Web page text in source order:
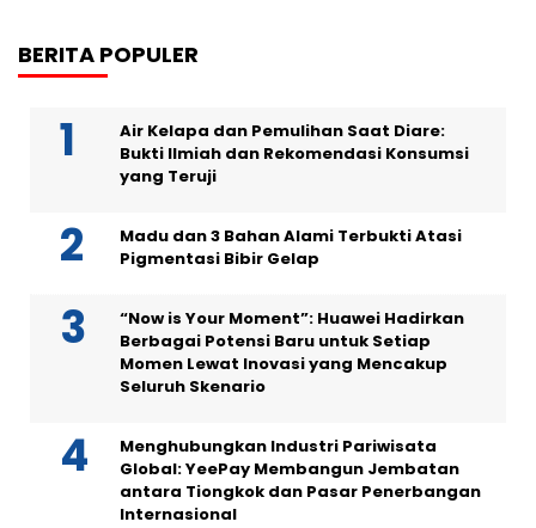
BERITA POPULER
Air Kelapa dan Pemulihan Saat Diare:
Bukti Ilmiah dan Rekomendasi Konsumsi
yang Teruji
Madu dan 3 Bahan Alami Terbukti Atasi
Pigmentasi Bibir Gelap
“Now is Your Moment”: Huawei Hadirkan
Berbagai Potensi Baru untuk Setiap
Momen Lewat Inovasi yang Mencakup
Seluruh Skenario
Menghubungkan Industri Pariwisata
Global: YeePay Membangun Jembatan
antara Tiongkok dan Pasar Penerbangan
Internasional